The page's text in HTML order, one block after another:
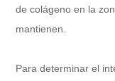
de colágeno en la
mantienen.
Para determinar el